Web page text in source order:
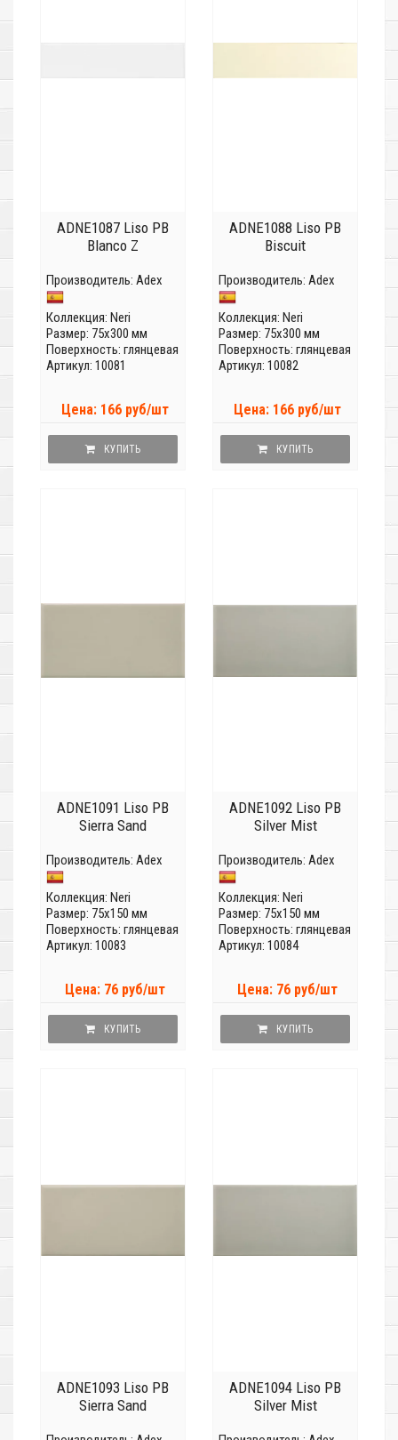
ADNE1087 Liso PB
Blanco Z
Производитель: Adex
Коллекция: Neri
Размер: 75x300 мм
Поверхность: глянцевая
Артикул: 10081
Цена: 166 руб/шт
КУПИТЬ
ADNE1088 Liso PB
Biscuit
Производитель: Adex
Коллекция: Neri
Размер: 75x300 мм
Поверхность: глянцевая
Артикул: 10082
Цена: 166 руб/шт
КУПИТЬ
ADNE1091 Liso PB
Sierra Sand
Производитель: Adex
Коллекция: Neri
Размер: 75x150 мм
Поверхность: глянцевая
Артикул: 10083
Цена: 76 руб/шт
КУПИТЬ
ADNE1092 Liso PB
Silver Mist
Производитель: Adex
Коллекция: Neri
Размер: 75x150 мм
Поверхность: глянцевая
Артикул: 10084
Цена: 76 руб/шт
КУПИТЬ
ADNE1093 Liso PB
Sierra Sand
ADNE1094 Liso PB
Silver Mist